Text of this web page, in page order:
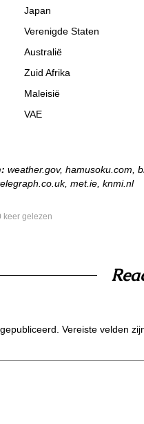
Japan
Verenigde Staten
Australië
Zuid Afrika
Maleisië
VAE
weather.gov, hamusoku.com,
met.ie, knmi.nl
keer gelezen
Vereiste velden